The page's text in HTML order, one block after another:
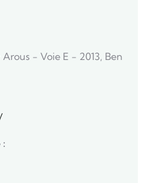
- Voie E - 2013, Ben